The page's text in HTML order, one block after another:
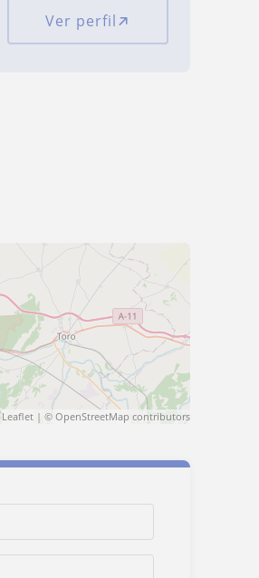
Ver perfil
Leaflet| © OpenStreetMap contributors